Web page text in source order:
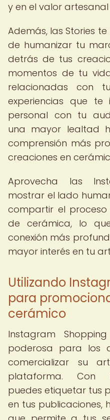
y en el valor
Además, las Stories
de humanizar tu
detrás de tus
momentos de tu
relacionadas con
experiencias que te
personal con tu
una mayor lealtad
comprensión más
creaciones en
Aprovecha las
mostrar el lado
compartir el
de cerámica, lo
conexión más
mayor interés en tu
Utilizando
para
cerámico
Instagram
poderosa para los
comercializar su
plataforma. Con
puedes etiquetar tus
en tus publicaciones,